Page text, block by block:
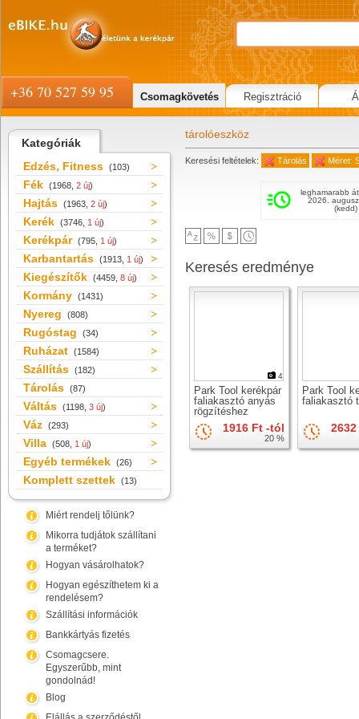
Kategóriák
Edzés, Fitness (103)
Fék (1968, 2 új)
Hajtás (1963, 2 új)
Kerék (3746, 1 új)
Kerékpár (795, 1 új)
Karbantartás (1913, 1 új)
Kiegészítők (4459, 8 új)
Kormány (1431)
Nyereg (808)
Rugóstag (34)
Ruházat (1584)
Szállítás (182)
Tárolás (87)
Váltás (1198, 3 új)
Váz (293)
Villa (508, 1 új)
Egyéb termékek (26)
Komplett szettek (13)
Miért rendelj tőlünk?
Mikorra tudjátok szállítani
a terméket?
Hogyan vásárolhatok?
Hogyan egészíthetem ki a
rendelésem?
Szállítási információk
Bankkártyás fizetés
Csomagcsere.
Egyszerűbb, mint
gondolnád!
Blog
tárolóeszköz
Keresési feltételek: Tárolás Méret:
leghamarabb
2026.
(kedd)
Keresés eredménye
4
Park Tool kerékpár
faliakasztó anyás
rögzítéshez
1916 Ft -tól
20 %
Park Tool
faliakasztó
+36 70 527 59 95 Csomagkövetés Regisztráció